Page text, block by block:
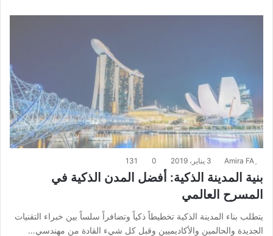
3 يناير، 2019 0
131
بنية المدينة الذكية: أفضل المدن الذكية في
المسرح العالمي
يتطلب بناء المدينة الذكية تخطيطاً ذكياً وتضافراً سلساً بين خبراء التقنيات
الجديدة والحالمين والأكاديميين وقبل كل شيء القادة من مهندسي…